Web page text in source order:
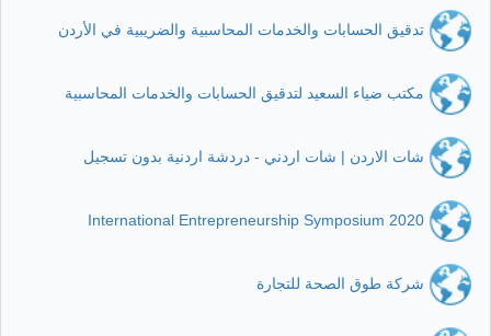
تدقيق الحسابات والخدمات المحاسبية والضريبية في الأردن
مكتب ضياء السعيد لتدقيق الحسابات والخدمات المحاسبية
شات الاردن | شات اردني - دردشة اردنية بدون تسجيل
International Entrepreneurship Symposium 2020
شركة طوق الصحة للتجارة